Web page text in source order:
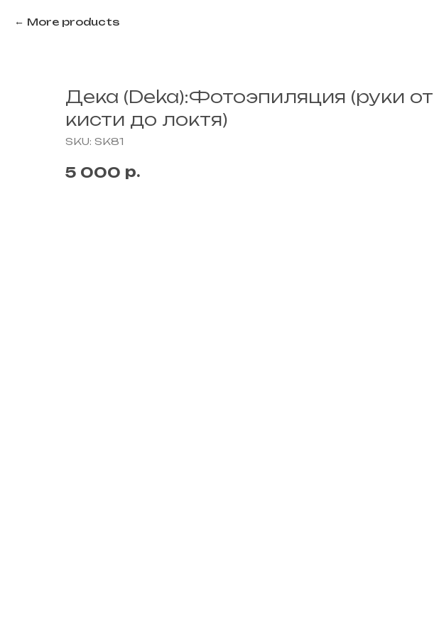
More products
Дека (Deka):Фотоэпиляция (руки от
кисти до локтя)
SKU: SK81
5 000 р.